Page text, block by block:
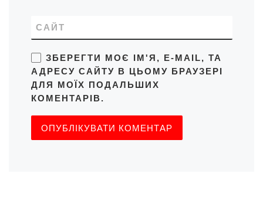
САЙТ
ЗБЕРЕГТИ МОЄ ІМ'Я, E-MAIL, ТА
АДРЕСУ САЙТУ В ЦЬОМУ БРАУЗЕРІ
ДЛЯ МОЇХ ПОДАЛЬШИХ
КОМЕНТАРІВ.